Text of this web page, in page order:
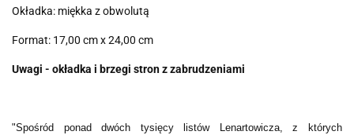
Okładka: miękka z obwolutą
Format: 17,00 cm x 24,00 cm
Uwagi - okładka i brzegi stron z zabrudzeniami
"Spośród ponad dwóch tysięcy listów Lenartowicza, z których